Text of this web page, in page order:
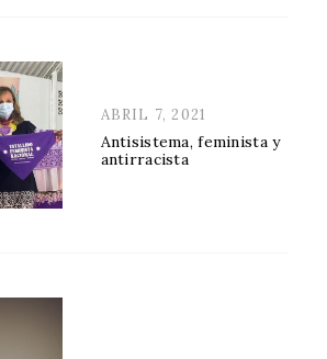
POSTED
ON
ABRIL 7, 2021
Antisistema, feminista y
antirracista